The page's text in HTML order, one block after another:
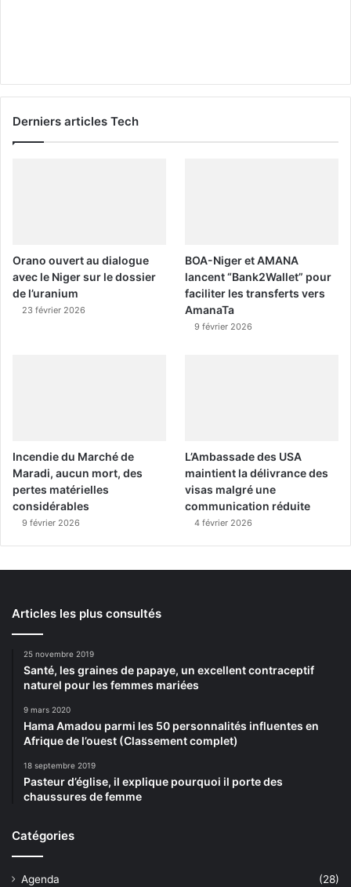
Derniers articles Tech
Orano ouvert au dialogue
avec le Niger sur le dossier
de l’uranium
23 février 2026
BOA-Niger et AMANA
lancent “Bank2Wallet” pour
faciliter les transferts vers
AmanaTa
9 février 2026
Incendie du Marché de
Maradi, aucun mort, des
pertes matérielles
considérables
9 février 2026
L’Ambassade des USA
maintient la délivrance des
visas malgré une
communication réduite
4 février 2026
Articles les plus consultés
25 novembre 2019
Santé, les graines de papaye, un excellent contraceptif
naturel pour les femmes mariées
9 mars 2020
Hama Amadou parmi les 50 personnalités influentes en
Afrique de l’ouest (Classement complet)
18 septembre 2019
Pasteur d’église, il explique pourquoi il porte des
chaussures de femme
Catégories
Agenda
(28)